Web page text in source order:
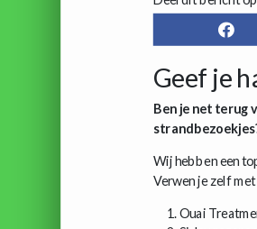
Geef je
Ben je net terug
Wij hebben een
Verwen je zelf met
Ouai